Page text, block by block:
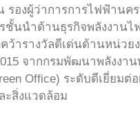
องผู้ว่าการการไฟฟ้าน
ชั้นนำด้านธุรกิจพลังงาน
ารางวัลดีเด่นด้านหน่วย
จากกรมพัฒนาพลังง
Office) ระดับดีเยี่ยม
ะสิ่งแวดล้อม